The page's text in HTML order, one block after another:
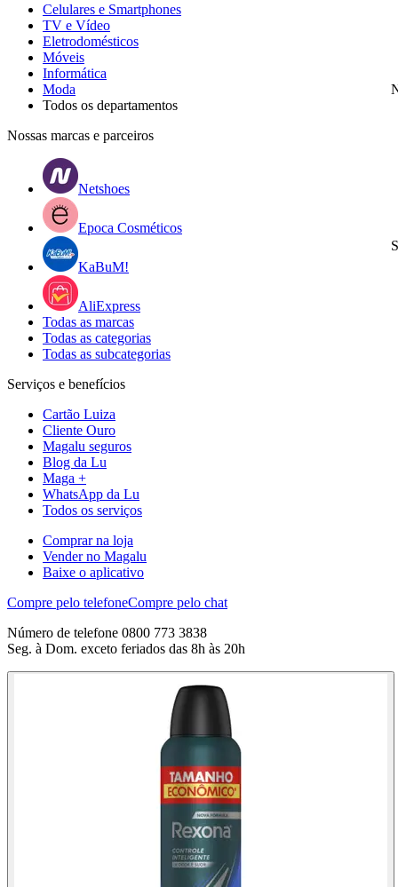
Celulares e Smartphones
TV e Vídeo
Eletrodomésticos
Móveis
Informática
Moda
Todos os departamentos
Nossas marcas e parceiros
Netshoes
Epoca Cosméticos
KaBuM!
AliExpress
Todas as marcas
Todas as categorias
Todas as subcategorias
Serviços e benefícios
Cartão Luiza
Cliente Ouro
Magalu seguros
Blog da Lu
Maga +
WhatsApp da Lu
Todos os serviços
Comprar na loja
Vender no Magalu
Baixe o aplicativo
Compre pelo telefoneCompre pelo chat
Número de telefone 0800 773 3838
Seg. à Dom. exceto feriados das 8h às 20h